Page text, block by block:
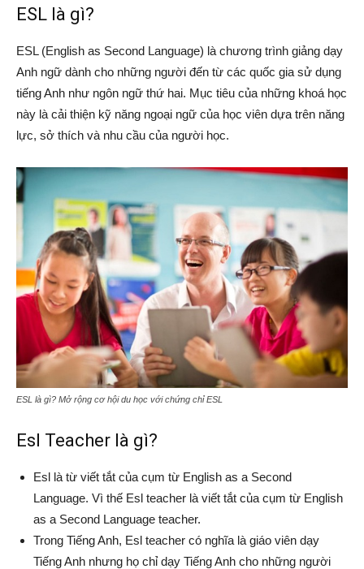
ESL là gì?
ESL (English as Second Language) là chương trình giảng dạy
Anh ngữ dành cho những người đến từ các quốc gia sử dụng
tiếng Anh như ngôn ngữ thứ hai. Mục tiêu của những khoá học
này là cải thiện kỹ năng ngoại ngữ của học viên dựa trên năng
lực, sở thích và nhu cầu của người học.
ESL là gì? Mở rộng cơ hội du học với chứng chỉ ESL
Esl Teacher là gì?
Esl là từ viết tắt của cụm từ English as a Second
Language. Vì thế Esl teacher là viết tắt của cụm từ English
as a Second Language teacher.
Trong Tiếng Anh, Esl teacher có nghĩa là giáo viên dạy
Tiếng Anh nhưng họ chỉ dạy Tiếng Anh cho những người